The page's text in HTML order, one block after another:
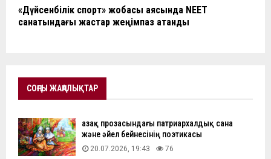
«Дүйсенбілік спорт» жобасы аясында NEET
санатындағы жастар жеңімпаз атанды
СОҢҒЫ ЖАҢАЛЫҚТАР
Қазақ прозасындағы патриархалдық сана
және әйел бейнесінің поэтикасы
20.07.2026, 19:43 76